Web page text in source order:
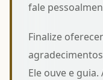
fale
Finalize
Ele ouve e